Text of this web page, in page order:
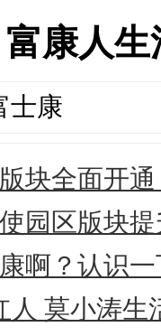
富康人
士康
块全面开
园区版块
啊？认识
人 莫小涛生